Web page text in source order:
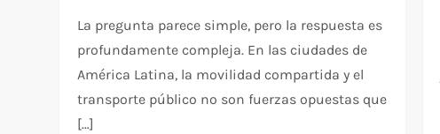
La pregunta parece simple, pero la respuesta es
profundamente compleja. En las ciudades de
América Latina, la movilidad compartida y el
transporte público no son fuerzas opuestas que
[…]